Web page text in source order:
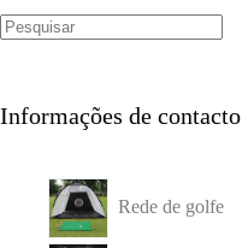
Informações de contacto
Rede de golfe